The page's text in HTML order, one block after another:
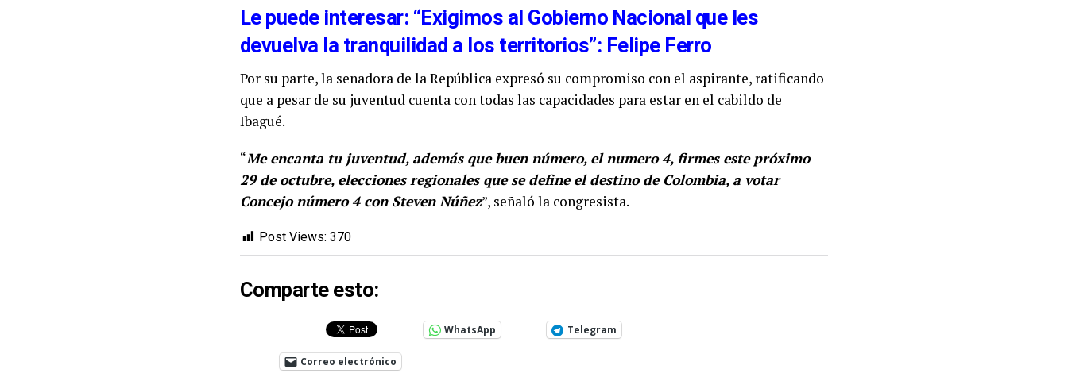
Le puede interesar: “Exigimos al Gobierno Nacional que les
devuelva la tranquilidad a los territorios”: Felipe Ferro
Por su parte, la senadora de la República expresó su compromiso con el aspirante, ratificando
que a pesar de su juventud cuenta con todas las capacidades para estar en el cabildo de
Ibagué.
“Me encanta tu juventud, además que buen número, el numero 4, firmes este próximo
29 de octubre, elecciones regionales que se define el destino de Colombia, a votar
Concejo número 4 con Steven Núñez”, señaló la congresista.
Post Views: 370
Comparte esto:
WhatsApp Telegram
Correo electrónico